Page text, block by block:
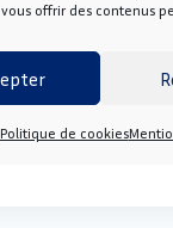
offrir des contenus
Politique de cookies